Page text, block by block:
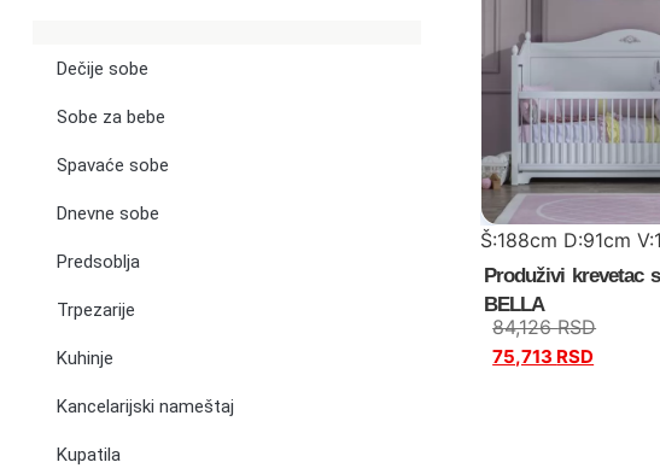
Dečije sobe
Sobe za bebe
Spavaće sobe
Dnevne sobe
Predsoblja
Trpezarije
Kuhinje
Kancelarijski nameštaj
Kupatila
Š:188cm D:91cm
Produživi krevetac
BELLA
84,126RSD
75,713 RSD